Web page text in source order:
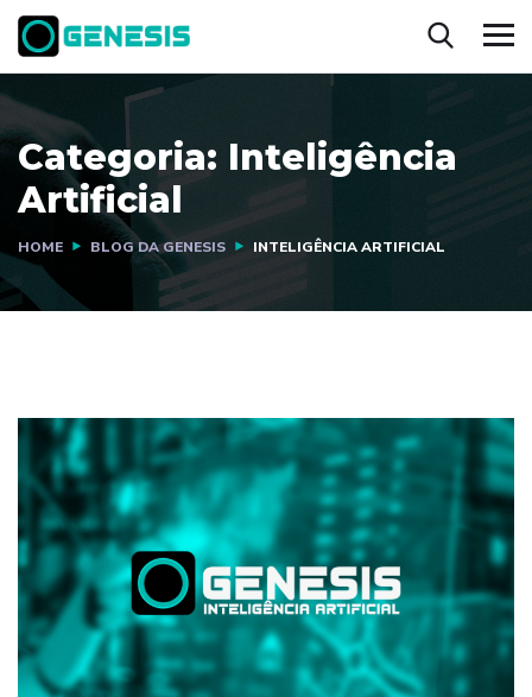
Categoria: Inteligência
Artificial
HOME BLOG DA GENESIS INTELIGÊNCIA ARTIFICIAL